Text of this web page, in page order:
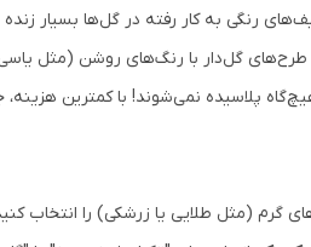
رنگی به کار رفته در گل‌ها
طرح‌های گل‌دار با رنگ‌های روشن (مثل
پلاسیده نمی‌شوند! با کمترین
گرم (مثل طلایی یا زرشکی) را انتخاب